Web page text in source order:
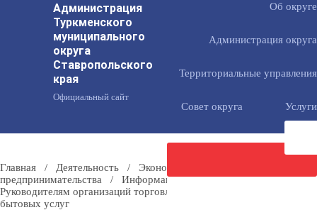
Администрация
Туркменского
муниципального
округа
Ставропольского
края
Официальный сайт
Об округе
Администрация округа
Территориальные управления
Совет округа Услуги
Главная / Деятельность / Экономика
предпринимательства
/ Информация для малого бизнеса
/
Руководителям организаций торговли, общественного питания и
бытовых услуг